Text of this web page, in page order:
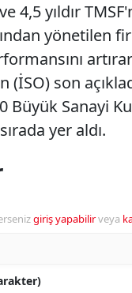
4,5 yıldır
yönetilen
(İSO) son
Büyük Sanayi
yer aldı.
giriş yapabilirveya